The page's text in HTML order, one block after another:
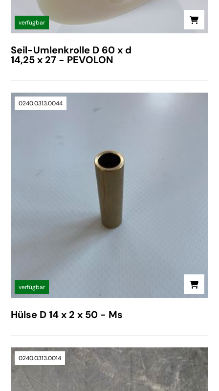
verfügbar
Seil-Umlenkrolle D 60 x d
14,25 x 27 - PEVOLON
0240.0313.0044
verfügbar
Hülse D 14 x 2 x 50 - Ms
0240.0313.0014